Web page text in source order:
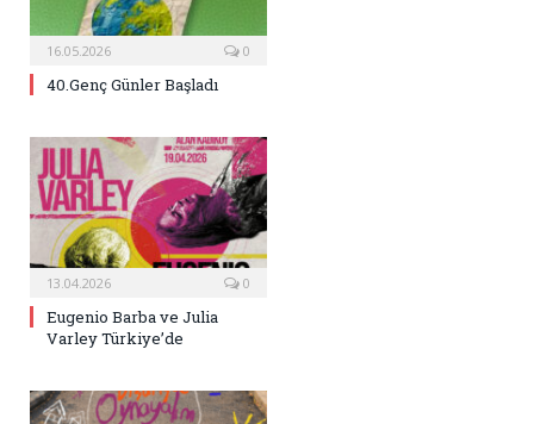
16.05.2026 0
40.Genç Günler Başladı
13.04.2026 0
Eugenio Barba ve Julia
Varley Türkiye’de